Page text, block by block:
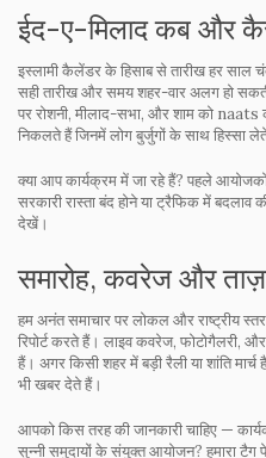
ईद-ए-मिलाद कब और
इस्लामी कैलेंडर के हिसाब से तारीख हर
सही तारीख और समय शहर-वार अलग हो
पर रोशनी, मीलाद-सभा, और शाम को
निकलते हैं जिनमें लोग बुर्जुगों के साथ हिस्सा
क्या आप कार्यक्रम में जा रहे हैं? पहले
सरकारी रास्ता बंद होने या ट्रैफिक में
देखें।
समारोह, कवरेज और
हम अनंत समाचार पर लोकल और राष्ट्रीय
रिपोर्ट करते हैं। लाइव कवरेज, फोटोगैलरी, और
हैं। अगर किसी शहर में बड़ी रैली या शांति
भी खबर देते हैं।
आपको किस तरह की जानकारी चाहिए —
सुन्नी समुदायों के संयुक्त आयोजन? हमारा